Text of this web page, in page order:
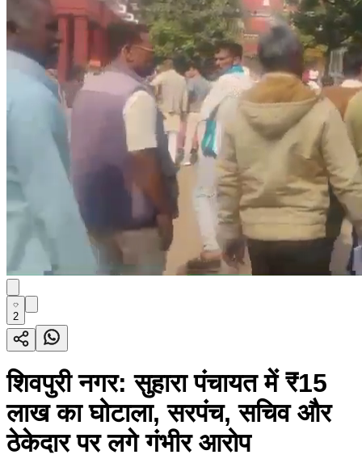
2
शिवपुरी नगर: सुहारा पंचायत में ₹15
लाख का घोटाला, सरपंच, सचिव और
ठेकेदार पर लगे गंभीर आरोप